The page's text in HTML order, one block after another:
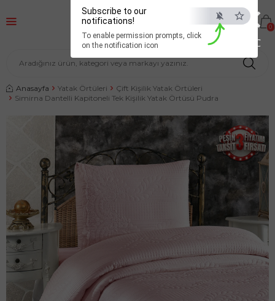
×
ESC
Subscribe to our
notifications!
To enable permission prompts, click
on the notification icon
0
Anasayfa Yatak Örtüleri
Çift Kişilik Yatak Örtüleri
Simirna Dantelli Kapitoneli Tek Kişilik Yatak Örtüsü Pudra